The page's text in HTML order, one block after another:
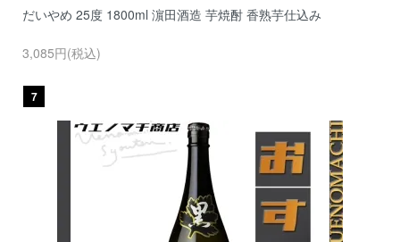
だいやめ 25度 1800ml 濵田酒造 芋焼酎 香熟芋仕込み
3,085円(税込)
7